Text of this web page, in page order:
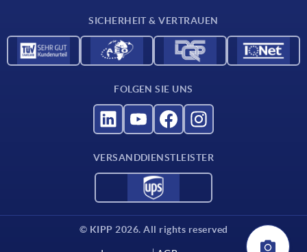
SICHERHEIT & VERTRAUEN
FOLGEN SIE UNS
VERSANDDIENSTLEISTER
© KIPP 2026. All rights reserved